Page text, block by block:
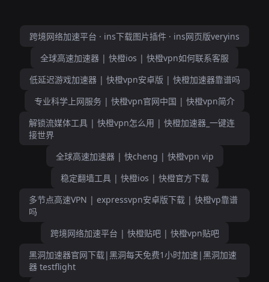
跨境网络加速平台 · ins下载图片插件 · ins网页版veryins
全球高速加速器 | 快橙ios | 快橙vpn如何联系客服
低延迟游戏加速器 | 快橙vpn安卓版 | 快橙加速器靠谱吗
专业科学上网服务 | 快橙vpn官网中国 | 快橙vpn简介
解锁流媒体工具 | 快橙vpn怎么用 | 快橙加速器_一键连
接世界
全球高速加速器 | 快cheng | 快橙vpn vip
稳定翻墙工具 | 快橙ios | 快橙官方下载
多节点高速VPN | expressvpn安卓版下载 | 快橙vp靠谱
吗
跨境网络加速平台 | 快橙贴吧 | 快橙vpn贴吧
黑洞加速器官网下载|黑洞每天免费1小时加速|黑洞加速
器 testflight